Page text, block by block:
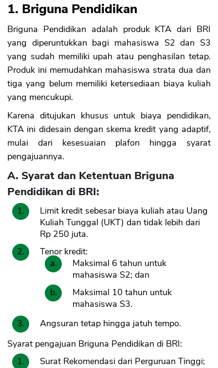
1. Briguna Pendidikan
Briguna Pendidikan adalah produk KTA dari BRI
yang diperuntukkan bagi mahasiswa S2 dan S3
yang sudah memiliki upah atau penghasilan tetap.
Produk ini memudahkan mahasiswa strata dua dan
tiga yang belum memiliki ketersediaan biaya kuliah
yang mencukupi.
Karena ditujukan khusus untuk biaya pendidikan,
KTA ini didesain dengan skema kredit yang adaptif,
mulai dari kesesuaian plafon hingga syarat
pengajuannya.
A. Syarat dan Ketentuan Briguna
Pendidikan di BRI:
Limit kredit sebesar biaya kuliah atau Uang
Kuliah Tunggal (UKT) dan tidak lebih dari
Rp 250 juta.
Tenor kredit:
Maksimal 6 tahun untuk
mahasiswa S2; dan
Maksimal 10 tahun untuk
mahasiswa S3.
Angsuran tetap hingga jatuh tempo.
Syarat pengajuan Briguna Pendidikan di BRI:
Surat Rekomendasi dari Perguruan Tinggi;